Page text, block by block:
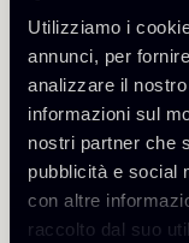
Utilizziamo i
annunci, per
analizzare il
informazioni sul
nostri partner che
pubblicità e social
con altre
raccolto dal suo